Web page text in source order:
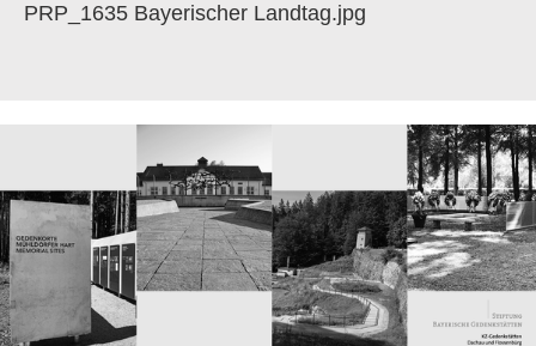
PRP_1635 Bayerischer Landtag.jpg